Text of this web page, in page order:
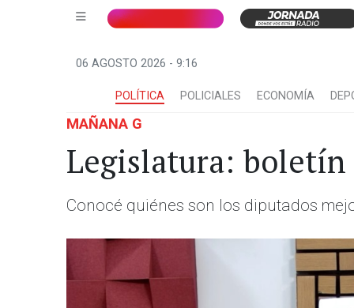
06 AGOSTO 2026 - 9:16
POLÍTICA POLICIALES ECONOMÍA
MAÑANA G
Legislatura: boletín
Conocé quiénes son los diputados